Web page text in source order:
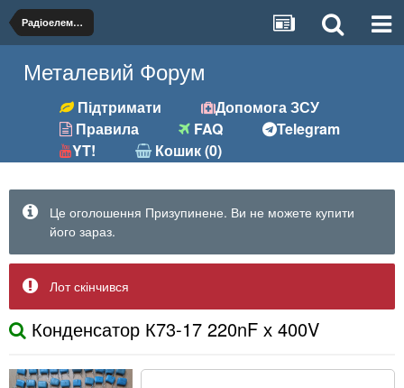
Радіоелементи
Металевий Форум
Підтримати
Допомога ЗСУ
Правила
FAQ
Telegram
YT!
Кошик (0)
Це оголошення Призупинене. Ви не можете купити
його зараз.
Лот скінчився
Конденсатор К73-17 220nF х 400V